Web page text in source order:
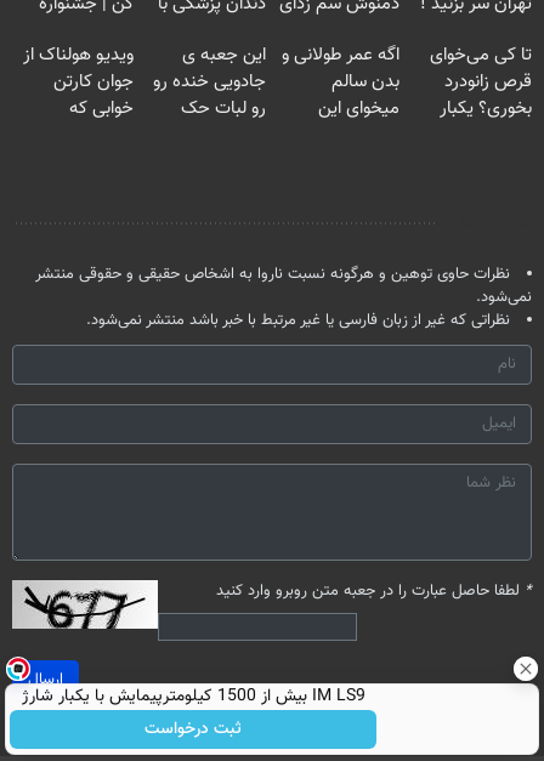
میلیون !
خانگی
تا کی می‌خوای
قرص زانودرد
بخوری؟ یکبار
اگه عمر طولانی و
بدن سالم
میخوای این
این جعبه ی
جادویی خنده رو
رو لبات حک
ویدیو هولناک از
جوان کارتن
خوابی که
نظرات حاوی توهین و هرگونه نسبت ناروا به اشخاص حقیقی و حقوقی منتشر
نمی‌شود.
نظراتی که غیر از زبان فارسی یا غیر مرتبط با خبر باشد منتشر نمی‌شود.
* لطفا حاصل عبارت را در جعبه متن روبرو وارد کنید
ارسال
IM LS9 بیش از 1500 کیلومترپیمایش با یکبار شارژ
ثبت درخواست